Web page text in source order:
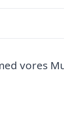
vores